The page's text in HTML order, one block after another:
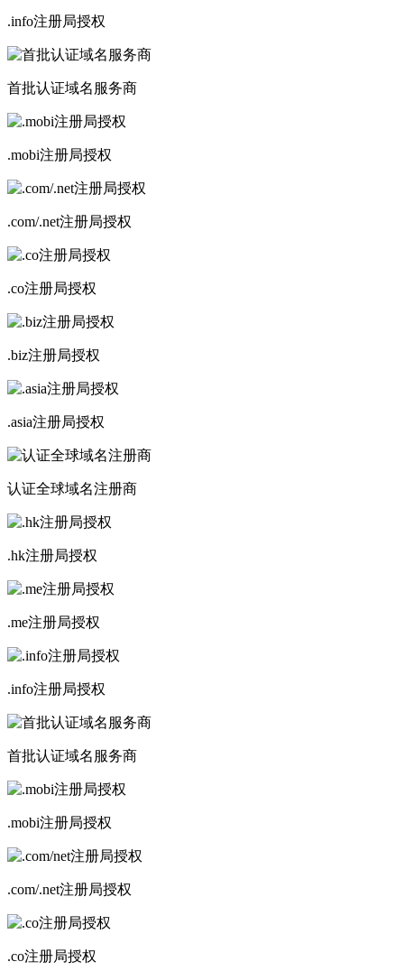
.info注册局授权
首批认证域名服务商
.mobi注册局授权
.com/.net注册局授权
.co注册局授权
.biz注册局授权
.asia注册局授权
认证全球域名注册商
.hk注册局授权
.me注册局授权
.info注册局授权
首批认证域名服务商
.mobi注册局授权
.com/.net注册局授权
.co注册局授权